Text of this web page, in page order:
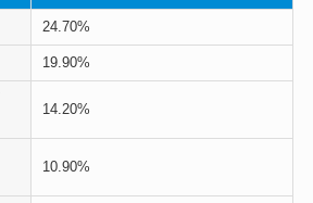
24.70%
19.90%
14.20%
10.90%